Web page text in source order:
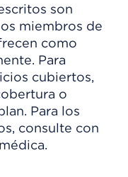
son
miembros de
como
Para
cubiertos,
o
Para los
consulte con